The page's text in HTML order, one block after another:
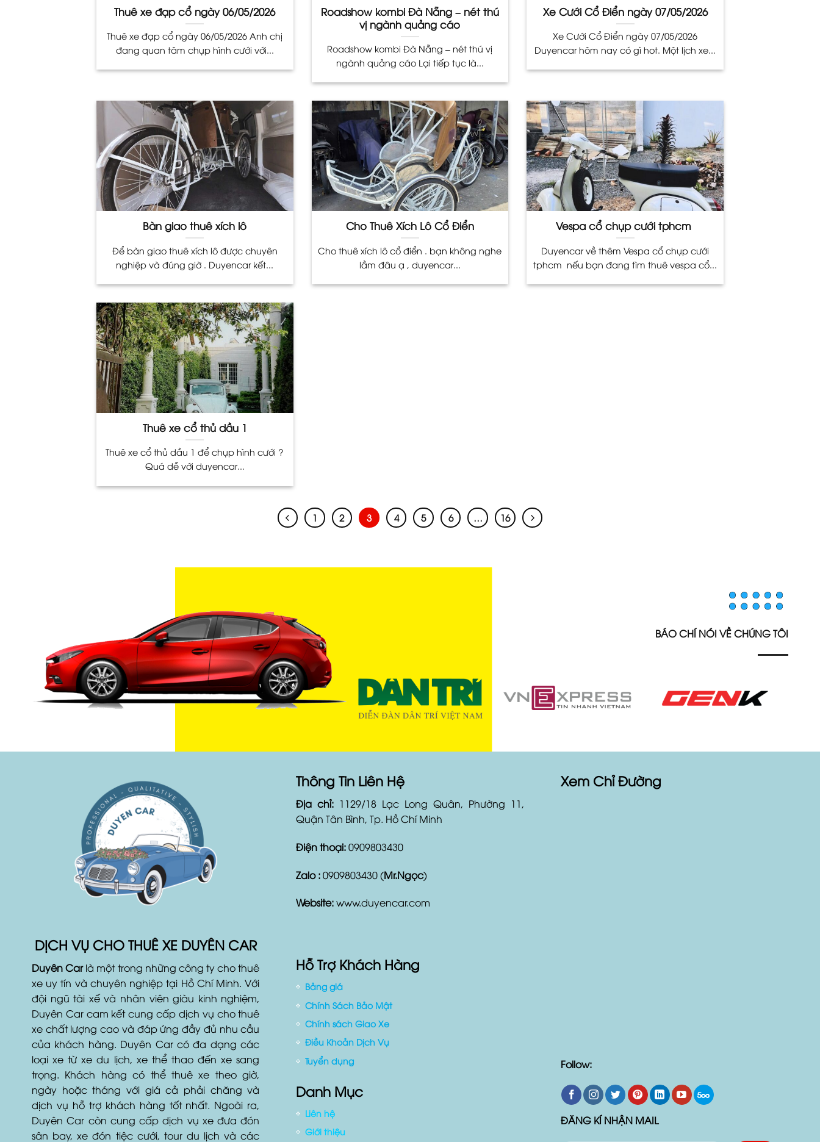
Thuê xe đạp cổ ngày 06/05/2026
Thuê xe đạp cổ ngày 06/05/2026 Anh chị
đang quan tâm chụp hình cưới với...
Roadshow kombi Đà Nẵng – nét thú
vị ngành quảng cáo
Roadshow kombi Đà Nẵng – nét thú vị
ngành quảng cáo Lại tiếp tục là...
Xe Cưới Cổ Điển ngày 07/05/2026
Xe Cưới Cổ Điển ngày 07/05/2026
Duyencar hôm nay có gì hot. Một lịch xe...
Bàn giao thuê xích lô
Để bàn giao thuê xích lô được chuyên
nghiệp và đúng giờ . Duyencar kết...
Cho Thuê Xích Lô Cổ Điển
Cho thuê xích lô cổ điển . bạn không nghe
lầm đâu ạ , duyencar...
Vespa cổ chụp cưới tphcm
Duyencar về thêm Vespa cổ chụp cưới
tphcm nếu bạn đang tìm thuê vespa cổ...
Thuê xe cổ thủ dầu 1
Thuê xe cổ thủ dầu 1 để chụp hình cưới ?
Quá dễ với duyencar...
1 2 3 4 5 6 … 16
BÁO CHÍ NÓI VỀ CHÚNG TÔI
DỊCH VỤ CHO THUÊ XE DUYÊN CAR
xe uy tín và chuyên nghiệp tại Hồ Chí Minh. Với
đội ngũ tài xế và nhân viên giàu kinh nghiệm,
Duyên Car cam kết cung cấp dịch vụ cho thuê
xe chất lượng cao và đáp ứng đầy đủ nhu cầu
của khách hàng. Duyên Car có đa dạng các
loại xe từ xe du lịch, xe thể thao đến xe sang
trọng. Khách hàng có thể thuê xe theo giờ,
ngày hoặc tháng với giá cả phải chăng và
dịch vụ hỗ trợ khách hàng tốt nhất. Ngoài ra,
Duyên Car còn cung cấp dịch vụ xe đưa đón
sân bay, xe đón tiệc cưới, tour du lịch và các
Thông Tin Liên Hệ
Địa chỉ:
Quận Tân Bình, Tp. Hồ Chí Minh
Hỗ Trợ Khách Hàng
Điều Khoản Dịch Vụ
Tuyển dụng
Danh Mục
Xem Chỉ Đường
ĐĂNG KÍ NHẬN MAIL